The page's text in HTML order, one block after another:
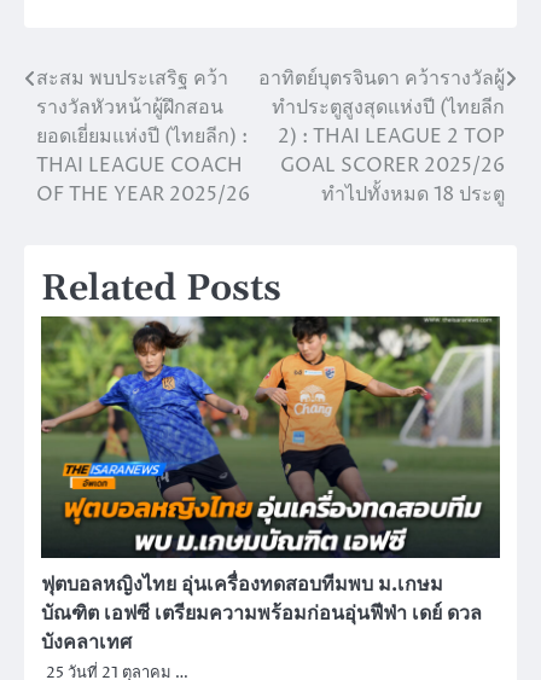
แนะแนว
เรื่อง
สะสม พบประเสริฐ คว้า
รางวัลหัวหน้าผู้ฝึกสอน
ยอดเยี่ยมแห่งปี (ไทยลีก) :
THAI LEAGUE COACH
OF THE YEAR 2025/26
อาทิตย์บุตรจินดา คว้ารางวัลผู้
ทำประตูสูงสุดแห่งปี (ไทยลีก
2) : THAI LEAGUE 2 TOP
GOAL SCORER 2025/26
ทำไปทั้งหมด 18 ประตู
Related Posts
ฟุตบอลหญิงไทย อุ่นเครื่องทดสอบทีมพบ ม.เกษม
บัณฑิต เอฟซี เตรียมความพร้อมก่อนอุ่นฟีฟ่า เดย์ ดวล
บังคลาเทศ
25 วันที่ 21 ตุลาคม …